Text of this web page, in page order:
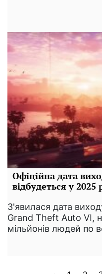
Офіційна дата
відбудеться у 2025
З'явилася дата
Grand Theft Auto VI,
мільйонів людей по